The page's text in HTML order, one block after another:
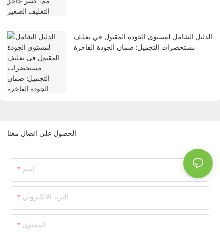
الدليل الشامل لمستوى الجودة المقبول في تغليف
مستحضرات التجميل: ضمان الجودة الفاخرة
الحصول على اتصال معنا
اسم
البريد الإلكتروني
المحتوى